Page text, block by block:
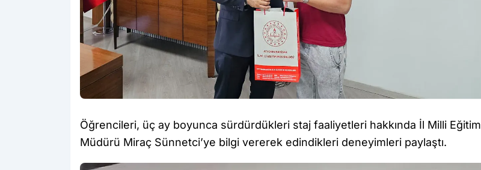
Öğrencileri, üç ay boyunca sürdürdükleri staj faaliyetleri hakkında İl Milli Eğitim
Müdürü Miraç Sünnetci’ye bilgi vererek edindikleri deneyimleri paylaştı.